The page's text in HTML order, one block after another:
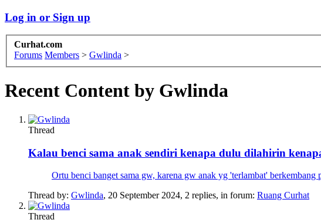
Log in or Sign up
Curhat.com
Forums Members > Gwlinda >
Recent Content by Gwlinda
Thread
Kalau benci sama anak sendiri kenapa dulu dilahirin
Ortu benci banget sama gw, karena gw anak yg 'terlambat'
Thread by: Gwlinda, 20 September 2024, 2 replies, in forum: Ruang Curhat
Thread